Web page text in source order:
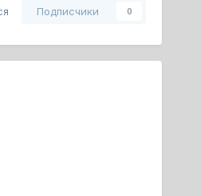
Подписчики 0